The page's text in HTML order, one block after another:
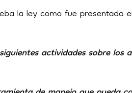
la ley como fue presentada
actividades sobre los